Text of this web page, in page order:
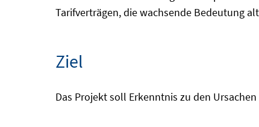
Tarifverträgen, die wachsende Bedeutung
Ziel
Das Projekt soll Erkenntnis zu den